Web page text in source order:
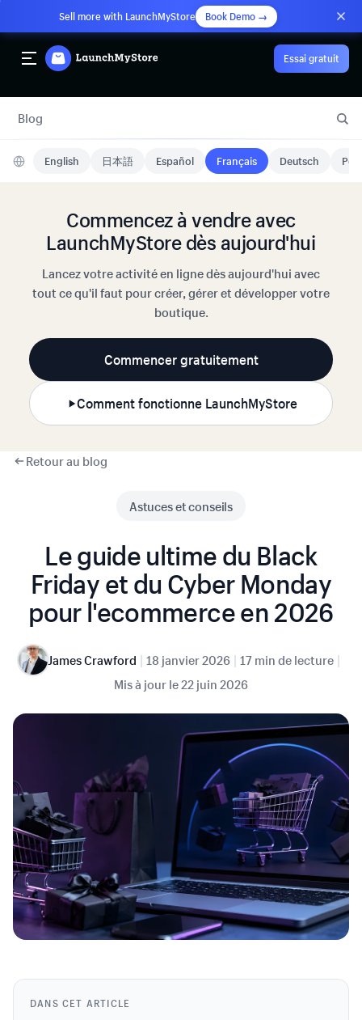
Sell more with LaunchMyStore Book Demo →
Essai gratuit
Blog
English 日本語 Español Français Deutsch
Commencez à vendre avec
LaunchMyStore dès aujourd'hui
Lancez votre activité en ligne dès aujourd'hui avec
tout ce qu'il faut pour créer, gérer et développer votre
boutique.
Commencer gratuitement
Comment fonctionne LaunchMyStore
Retour au blog
Astuces et conseils
Le guide ultime du Black
Friday et du Cyber Monday
pour l'ecommerce en 2026
James Crawford | 18 janvier 2026 | 17 min de lecture |
Mis à jour le22 juin 2026
DANS CET ARTICLE